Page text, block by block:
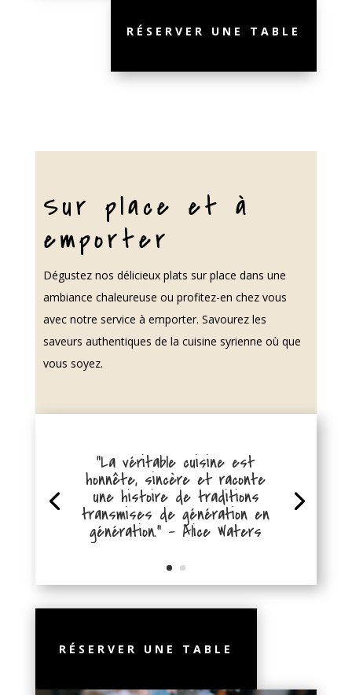
RÉSERVER UNE TABLE
Sur place et à
emporter
Dégustez nos délicieux plats sur place dans une
ambiance chaleureuse ou profitez-en chez vous
avec notre service à emporter. Savourez les
saveurs authentiques de la cuisine syrienne où que
vous soyez.
"La véritable cuisine est
honnête, sincère et raconte
une histoire de traditions
transmises de génération en
génération." - Alice Waters
RÉSERVER UNE TABLE